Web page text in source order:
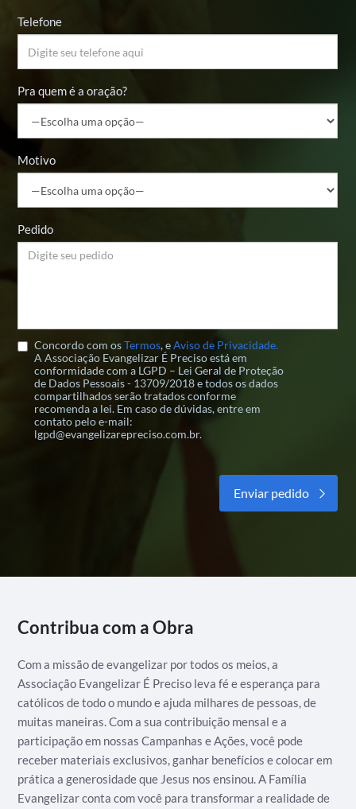
Telefone
Pra quem é a oração?
Motivo
Pedido
Concordo com osTermos, eAviso de Privacidade.
A Associação Evangelizar É Preciso está em
conformidade com a LGPD – Lei Geral de Proteção
de Dados Pessoais - 13709/2018 e todos os dados
compartilhados serão tratados conforme
recomenda a lei. Em caso de dúvidas, entre em
contato pelo e-mail:
lgpd@evangelizarepreciso.com.br.
Contribua com a Obra
Com a missão de evangelizar por todos os meios, a
Associação Evangelizar É Preciso leva fé e esperança para
católicos de todo o mundo e ajuda milhares de pessoas, de
muitas maneiras. Com a sua contribuição mensal e a
participação em nossas Campanhas e Ações, você pode
receber materiais exclusivos, ganhar benefícios e colocar em
prática a generosidade que Jesus nos ensinou. A Família
Evangelizar conta com você para transformar a realidade de